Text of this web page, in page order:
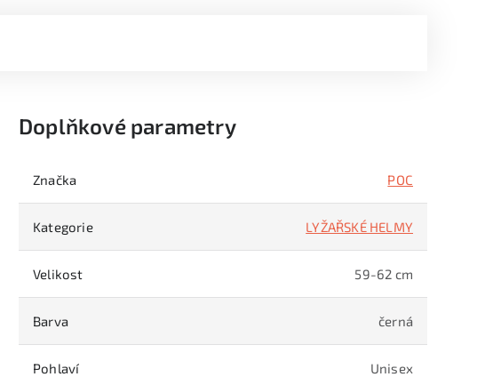
Doplňkové parametry
Značka POC
Kategorie LYŽAŘSKÉ HELMY
Velikost 59-62 cm
Barva černá
Pohlaví Unisex